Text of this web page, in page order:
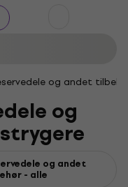
og andet
og
og andet
- alle